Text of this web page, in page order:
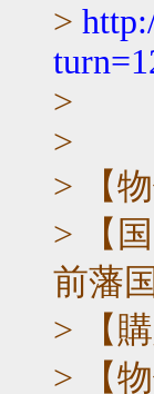
>
>
>
> 【
> 【
前藩国
> 【
> 【